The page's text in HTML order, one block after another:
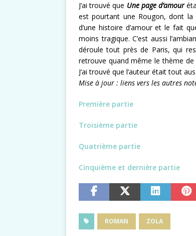
J’ai trouvé que Une page d’amour
est pourtant une Rougon, dont la
d’une histoire d’amour et le fait
moins tragique. C’est aussi
déroule tout près de Paris, qui
retrouve quand même le thème de
J’ai trouvé que l’auteur était tout
Mise à jour : liens vers les autres
Première partie
Troisième partie
Quatrième partie
Cinquième et dernière partie
ROMAN ZOLA